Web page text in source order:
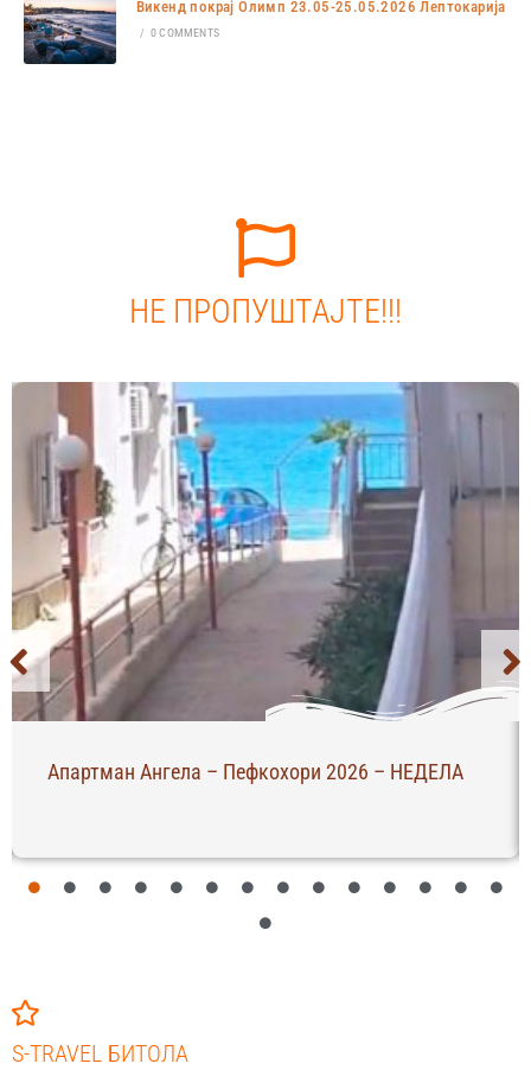
Викенд покрај Олимп 23.05-25.05.2026 Лептокарија
/ 0 COMMENTS
НЕ ПРОПУШТАЈТЕ!!!
Вила Лица – Полихроно 2026 – ЧЕТВРТОК
S-TRAVEL БИТОЛА